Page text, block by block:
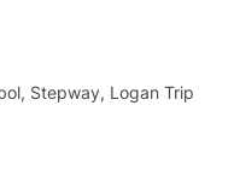
Stepway, Logan Trip